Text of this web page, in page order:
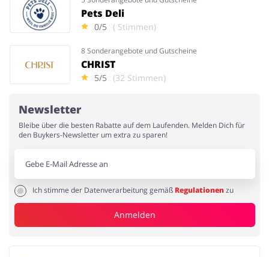
Pets Deli
0/5 ( Stimmen)
8 Sonderangebote und Gutscheine
CHRIST
5/5 (32 Stimmen)
Newsletter
Bleibe über die besten Rabatte auf dem Laufenden. Melden Dich für
den Buykers-Newsletter um extra zu sparen!
Ich stimme der Datenverarbeitung gemäß Regulationenzu
Anmelden